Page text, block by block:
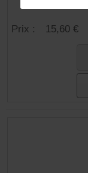
Prix : 15,60 €